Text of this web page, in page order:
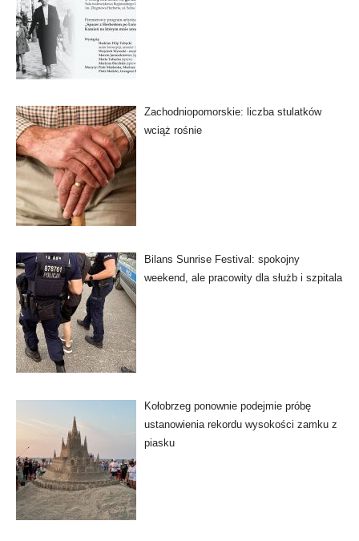
Zachodniopomorskie: liczba stulatków
wciąż rośnie
Bilans Sunrise Festival: spokojny
weekend, ale pracowity dla służb i szpitala
Kołobrzeg ponownie podejmie próbę
ustanowienia rekordu wysokości zamku z
piasku